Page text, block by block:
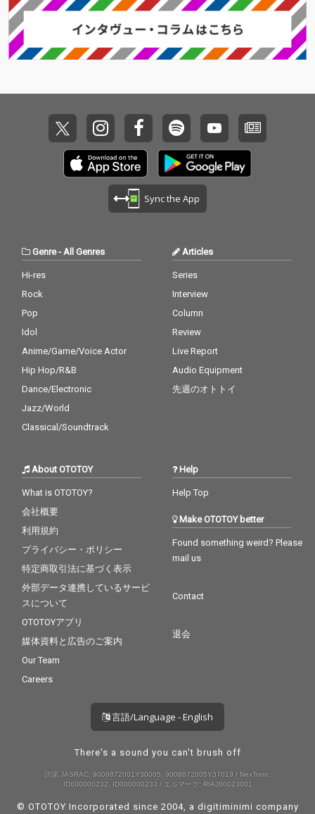
Sync the App
Genre- All Genres
Hi-res
Rock
Pop
Idol
Anime/Game/Voice Actor
Hip Hop/R&B
Dance/Electronic
Jazz/World
Classical/Soundtrack
Articles
Series
Interview
Column
Review
Live Report
Audio Equipment
先週のオトトイ
About OTOTOY
What is OTOTOY?
会社概要
利用規約
プライバシー・ポリシー
特定商取引法に基づく表示
外部データ連携しているサービ
スについて
OTOTOYアプリ
媒体資料と広告のご案内
Our Team
Careers
Help
Help Top
Make OTOTOY better
Found something weird? Please
mail us
Contact
退会
言語/Language - English
There's a sound you can't brush off
許諾 JASRAC: 9008872001Y30005, 9008872005Y37019 / NexTone:
ID000000232, ID000000233 / エルマーク: RIAJ80023001
© OTOTOY Incorporated since 2004, a digitiminimi company